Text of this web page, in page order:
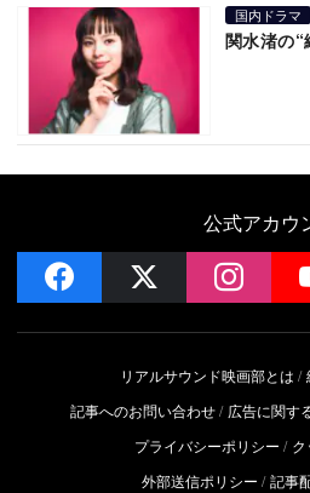
国内ドラマ
関水渚の
公式アカウ
facebook
リアルサウンド映画部とは
記事へのお問い合わせ
広告に関す
プライバシーポリシー
外部送信ポリシー
記事